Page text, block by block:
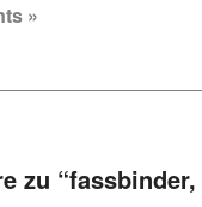
»
zu